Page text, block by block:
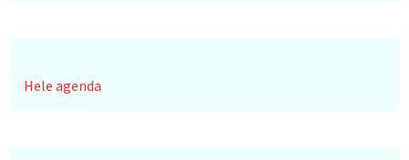
Hele agenda